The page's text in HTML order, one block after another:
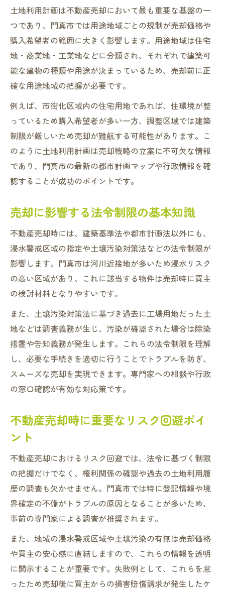
市有地入札時の不動産売却規制ポイント
事業用地売却で注目すべき規制動向まとめ
土地利用計画は不動産売却において最も重要な基盤の一
つであり、門真市では用途地域ごとの規制が売却価格や
購入希望者の範囲に大きく影響します。用途地域は住宅
地・商業地・工業地などに分類され、それぞれで建築可
能な建物の種類や用途が決まっているため、売却前に正
確な用途地域の把握が必要です。
例えば、市街化区域内の住宅用地であれば、住環境が整
っているため購入希望者が多い一方、調整区域では建築
制限が厳しいため売却が難航する可能性があります。こ
のように土地利用計画は売却戦略の立案に不可欠な情報
であり、門真市の最新の都市計画マップや行政情報を確
認することが成功のポイントです。
売却に影響する法令制限の基本知識
不動産売却時には、建築基準法や都市計画法以外にも、
浸水警戒区域の指定や土壌汚染対策法などの法令制限が
影響します。門真市は河川近接地が多いため浸水リスク
の高い区域があり、これに該当する物件は売却時に買主
の検討材料となりやすいです。
また、土壌汚染対策法に基づき過去に工場用地だった土
地などは調査義務が生じ、汚染が確認された場合は除染
措置や告知義務が発生します。これらの法令制限を理解
し、必要な手続きを適切に行うことでトラブルを防ぎ、
スムーズな売却を実現できます。専門家への相談や行政
の窓口確認が有効な対応策です。
不動産売却時に重要なリスク回避ポイ
ント
不動産売却におけるリスク回避では、法令に基づく制限
の把握だけでなく、権利関係の確認や過去の土地利用履
歴の調査も欠かせません。門真市では特に登記情報や境
界確定の不備がトラブルの原因となることが多いため、
事前の専門家による調査が推奨されます。
また、地域の浸水警戒区域や土壌汚染の有無は売却価格
や買主の安心感に直結しますので、これらの情報を透明
に開示することが重要です。失敗例として、これらを怠
ったため売却後に買主からの損害賠償請求が発生したケ